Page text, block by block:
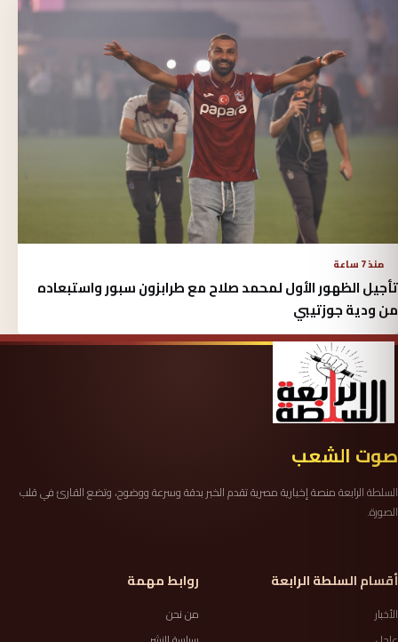
منذ 7 ساعة
تأجيل الظهور الأول لمحمد صلاح مع طرابزون سبور واستبعاده
من ودية جوزتيبي
صوت الشعب
السلطة الرابعة منصة إخبارية مصرية تقدم الخبر بدقة وسرعة ووضوح، وتضع القارئ في قلب
الصورة.
أقسام السلطة الرابعة
الأخبار
روابط مهمة
من نحن